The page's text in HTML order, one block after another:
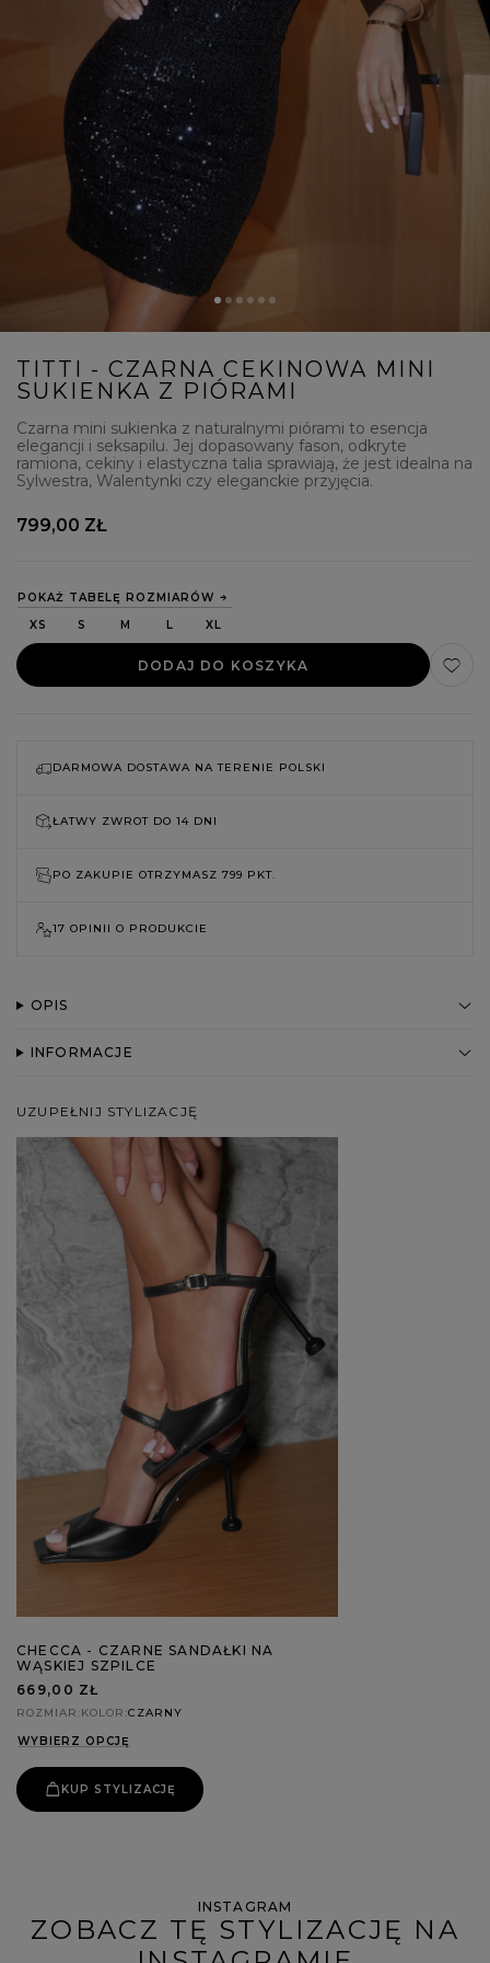
TITTI - CZARNA CEKINOWA MINI
SUKIENKA Z PIÓRAMI
Czarna mini sukienka z naturalnymi piórami to esencja
elegancji i seksapilu. Jej dopasowany fason, odkryte
ramiona, cekiny i elastyczna talia sprawiają, że jest idealna na
Sylwestra, Walentynki czy eleganckie przyjęcia.
POKAŻ TABELĘ ROZMIARÓW
XS
S M L XL
DODAJ DO KOSZYKA
799,00 ZŁ
DARMOWA DOSTAWA NA TERENIE POLSKI
ŁATWY ZWROT DO 14 DNI
PO ZAKUPIE OTRZYMASZ 799 PKT.
17 OPINII O PRODUKCIE
OPIS
INFORMACJE
UZUPEŁNIJ STYLIZACJĘ
CHECCA - CZARNE SANDAŁKI NA
WĄSKIEJ SZPILCE
669,00 ZŁ
ROZMIAR KOLOR CZARNY
WYBIERZ OPCJĘ
KUP STYLIZACJĘ
INSTAGRAM
ZOBACZ TĘ STYLIZACJĘ NA